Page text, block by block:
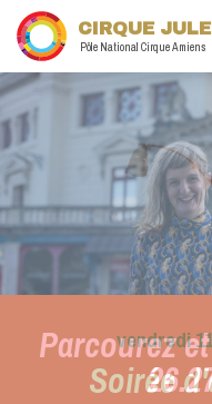
CIRQUE
Pôle National Cirque Amiens
Parcourez